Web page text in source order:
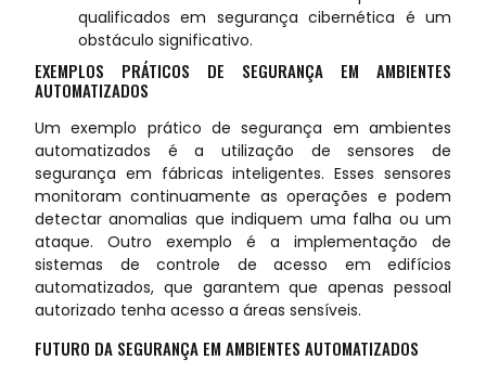
qualificados em segurança cibernética é um
obstáculo significativo.
EXEMPLOS PRÁTICOS DE SEGURANÇA EM AMBIENTES
AUTOMATIZADOS
Um exemplo prático de segurança em ambientes
automatizados é a utilização de sensores de
segurança em fábricas inteligentes. Esses sensores
monitoram continuamente as operações e podem
detectar anomalias que indiquem uma falha ou um
ataque. Outro exemplo é a implementação de
sistemas de controle de acesso em edifícios
automatizados, que garantem que apenas pessoal
autorizado tenha acesso a áreas sensíveis.
FUTURO DA SEGURANÇA EM AMBIENTES AUTOMATIZADOS